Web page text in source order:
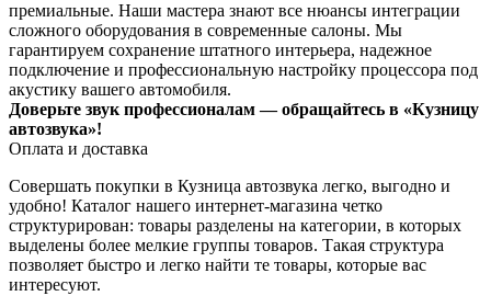
премиальные. Наши мастера знают все нюансы интеграции
сложного оборудования в современные салоны. Мы
гарантируем сохранение штатного интерьера, надежное
подключение и профессиональную настройку процессора под
акустику вашего автомобиля.
Доверьте звук профессионалам — обращайтесь в «Кузницу
автозвука»!
Оплата и доставка
Совершать покупки в Кузница автозвука легко, выгодно и
удобно! Каталог нашего интернет-магазина четко
структурирован: товары разделены на категории, в которых
выделены более мелкие группы товаров. Такая структура
позволяет быстро и легко найти те товары, которые вас
интересуют.